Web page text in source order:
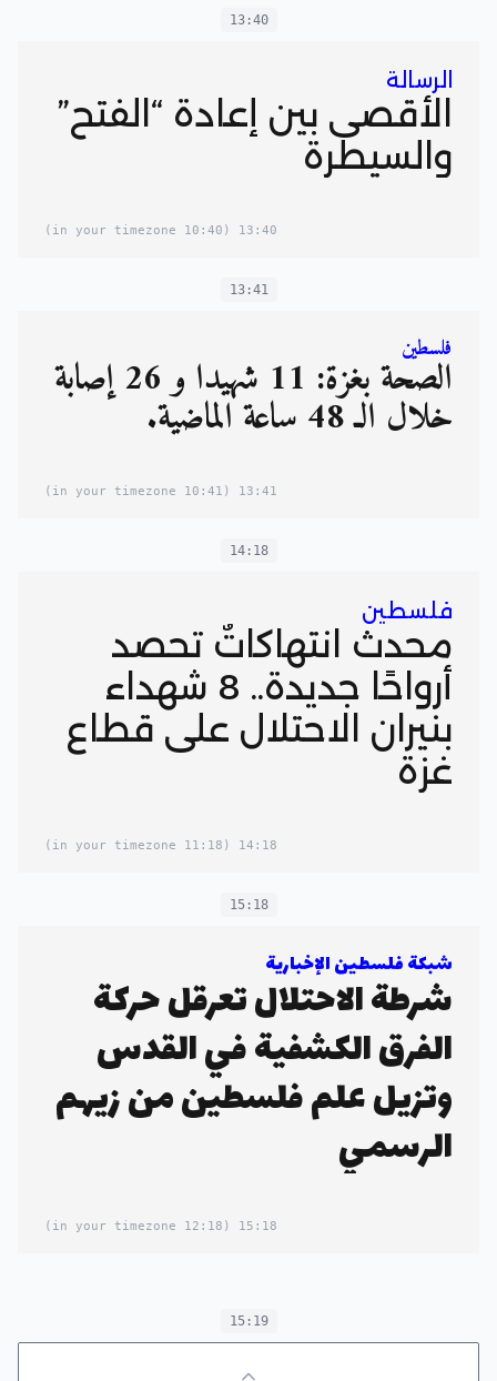
13:40
الرسالة
الأقصى بين إعادة “الفتح”
والسيطرة
13:40
(10:40 in your timezone)
13:41
فلسطين الصحة بغزة: 11 شهيدًا و 26 إصابة
خلال الـ 48 ساعة الماضية.
13:41
(10:41 in your timezone)
14:18
فلسطين
محدث انتهاكاتٌ تحصد
أرواحًا جديدة.. 8 شهداء
بنيران الاحتلال على قطاع
غزة
14:18
(11:18 in your timezone)
15:18
شبكة فلسطين الإخبارية
شرطة الاحتلال تعرقل حركة
الفرق الكشفية في القدس
وتزيل علم فلسطين من زيهم
الرسمي
15:18
(12:18 in your timezone)
15:19